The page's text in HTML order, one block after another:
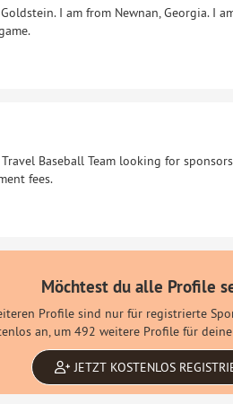
I am from Newnan, Georgia. I
Travel Baseball Team looking for
fees.
Möchtest du alle Profile
Profile sind nur für registrierte
an, um 492 weitere Profile für
JETZT KOSTENLOS